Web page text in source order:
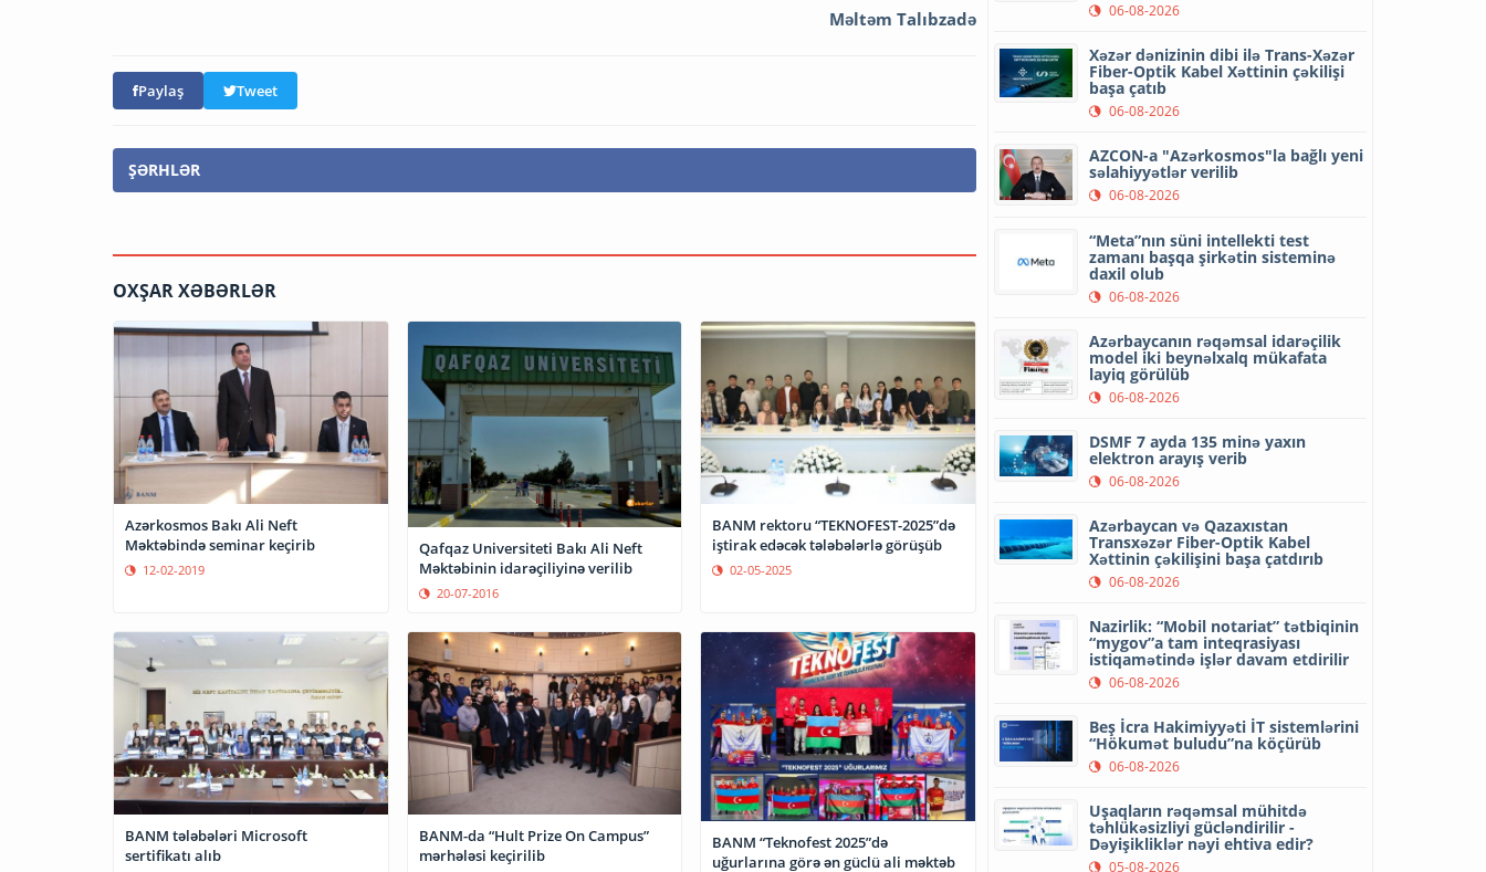
Məltəm Talıbzadə
Paylaş Tweet
ŞƏRHLƏR
OXŞAR XƏBƏRLƏR
Azərkosmos Bakı Ali Neft
Məktəbində seminar keçirib
12-02-2019
Qafqaz Universiteti Bakı Ali Neft
Məktəbinin idarəçiliyinə verilib
20-07-2016
BANM rektoru “TEKNOFEST-2025”də
iştirak edəcək tələbələrlə görüşüb
02-05-2025
BANM tələbələri Microsoft
sertifikatı alıb
BANM-da “Hult Prize On Campus”
mərhələsi keçirilib
BANM “Teknofest 2025”də
uğurlarına görə ən güclü ali məktəb
06-08-2026
Xəzər dənizinin dibi ilə Trans-Xəzər
Fiber-Optik Kabel Xəttinin çəkilişi
başa çatıb
06-08-2026
AZCON-a "Azərkosmos"la bağlı yeni
səlahiyyətlər verilib
06-08-2026
“Meta”nın süni intellekti test
zamanı başqa şirkətin sisteminə
daxil olub
06-08-2026
Azərbaycanın rəqəmsal idarəçilik
model iki beynəlxalq mükafata
layiq görülüb
06-08-2026
DSMF 7 ayda 135 minə yaxın
elektron arayış verib
06-08-2026
Azərbaycan və Qazaxıstan
Transxəzər Fiber-Optik Kabel
Xəttinin çəkilişini başa çatdırıb
06-08-2026
Nazirlik: “Mobil notariat” tətbiqinin
“mygov”a tam inteqrasiyası
istiqamətində işlər davam etdirilir
06-08-2026
Beş İcra Hakimiyyəti İT sistemlərini
“Hökumət buludu”na köçürüb
06-08-2026
Uşaqların rəqəmsal mühitdə
təhlükəsizliyi gücləndirilir -
Dəyişikliklər nəyi ehtiva edir?
05-08-2026